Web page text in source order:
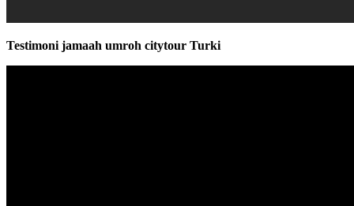
Testimoni jamaah umroh citytour Turki